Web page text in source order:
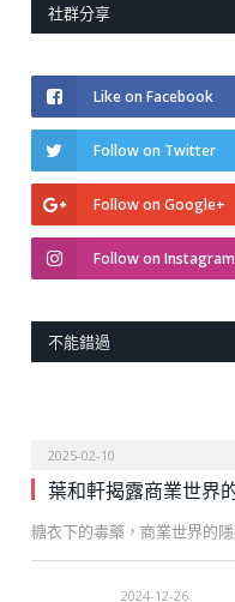
社群分享
Like on Facebook
Follow on Twitter
Follow on Google+
Follow on Instagram
不能錯過
2025-02-10
葉和軒揭露商業世界
糖衣下的毒藥，商業世界的
2024-12-26